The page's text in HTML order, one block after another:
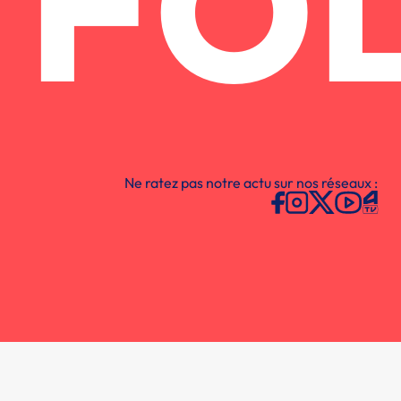
Ne ratez pas notre actu sur nos réseaux :